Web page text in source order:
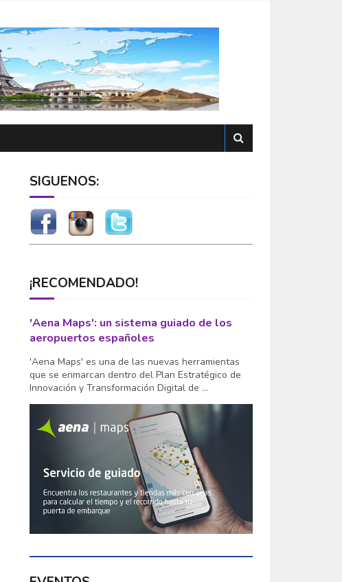
SÍGUENOS:
¡RECOMENDADO!
'Aena Maps': un sistema guiado de los
aeropuertos españoles
'Aena Maps' es una de las nuevas herramientas
que se enmarcan dentro del Plan Estratégico de
Innovación y Transformación Digital de ...